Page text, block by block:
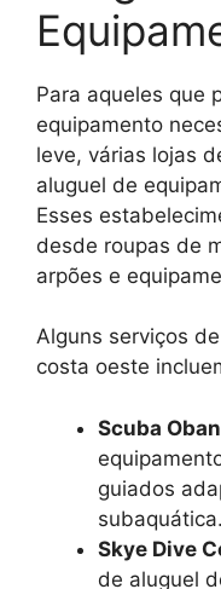
Para aqueles que
equipamento
leve, várias lojas
aluguel de
Esses
desde roupas de
arpões e
Alguns serviços
costa oeste
Scuba
guiados
subaquática.
Skye Dive
de aluguel